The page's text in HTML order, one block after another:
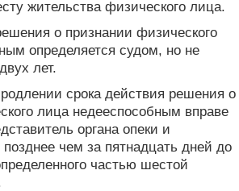
жительства физического лица.
о признании физического
определяется судом, но не
лет.
срока действия решения о
лица недееспособным вправе
органа опеки и
позднее чем за пятнадцать дней до
частью шестой